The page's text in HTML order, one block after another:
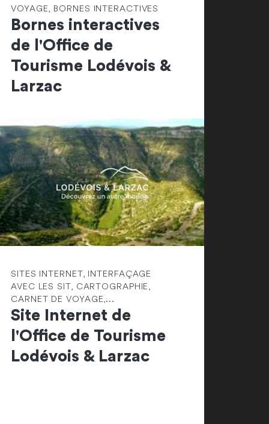
VOYAGE, BORNES INTERACTIVES
Bornes interactives
de l'Office de
Tourisme Lodévois &
Larzac
SITES INTERNET, INTERFAÇAGE
AVEC LES SIT, CARTOGRAPHIE,
CARNET DE VOYAGE,...
Site Internet de
l'Office de Tourisme
Lodévois & Larzac